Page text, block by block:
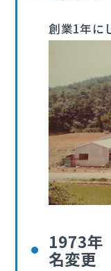
創業1年に
1973年
名変更